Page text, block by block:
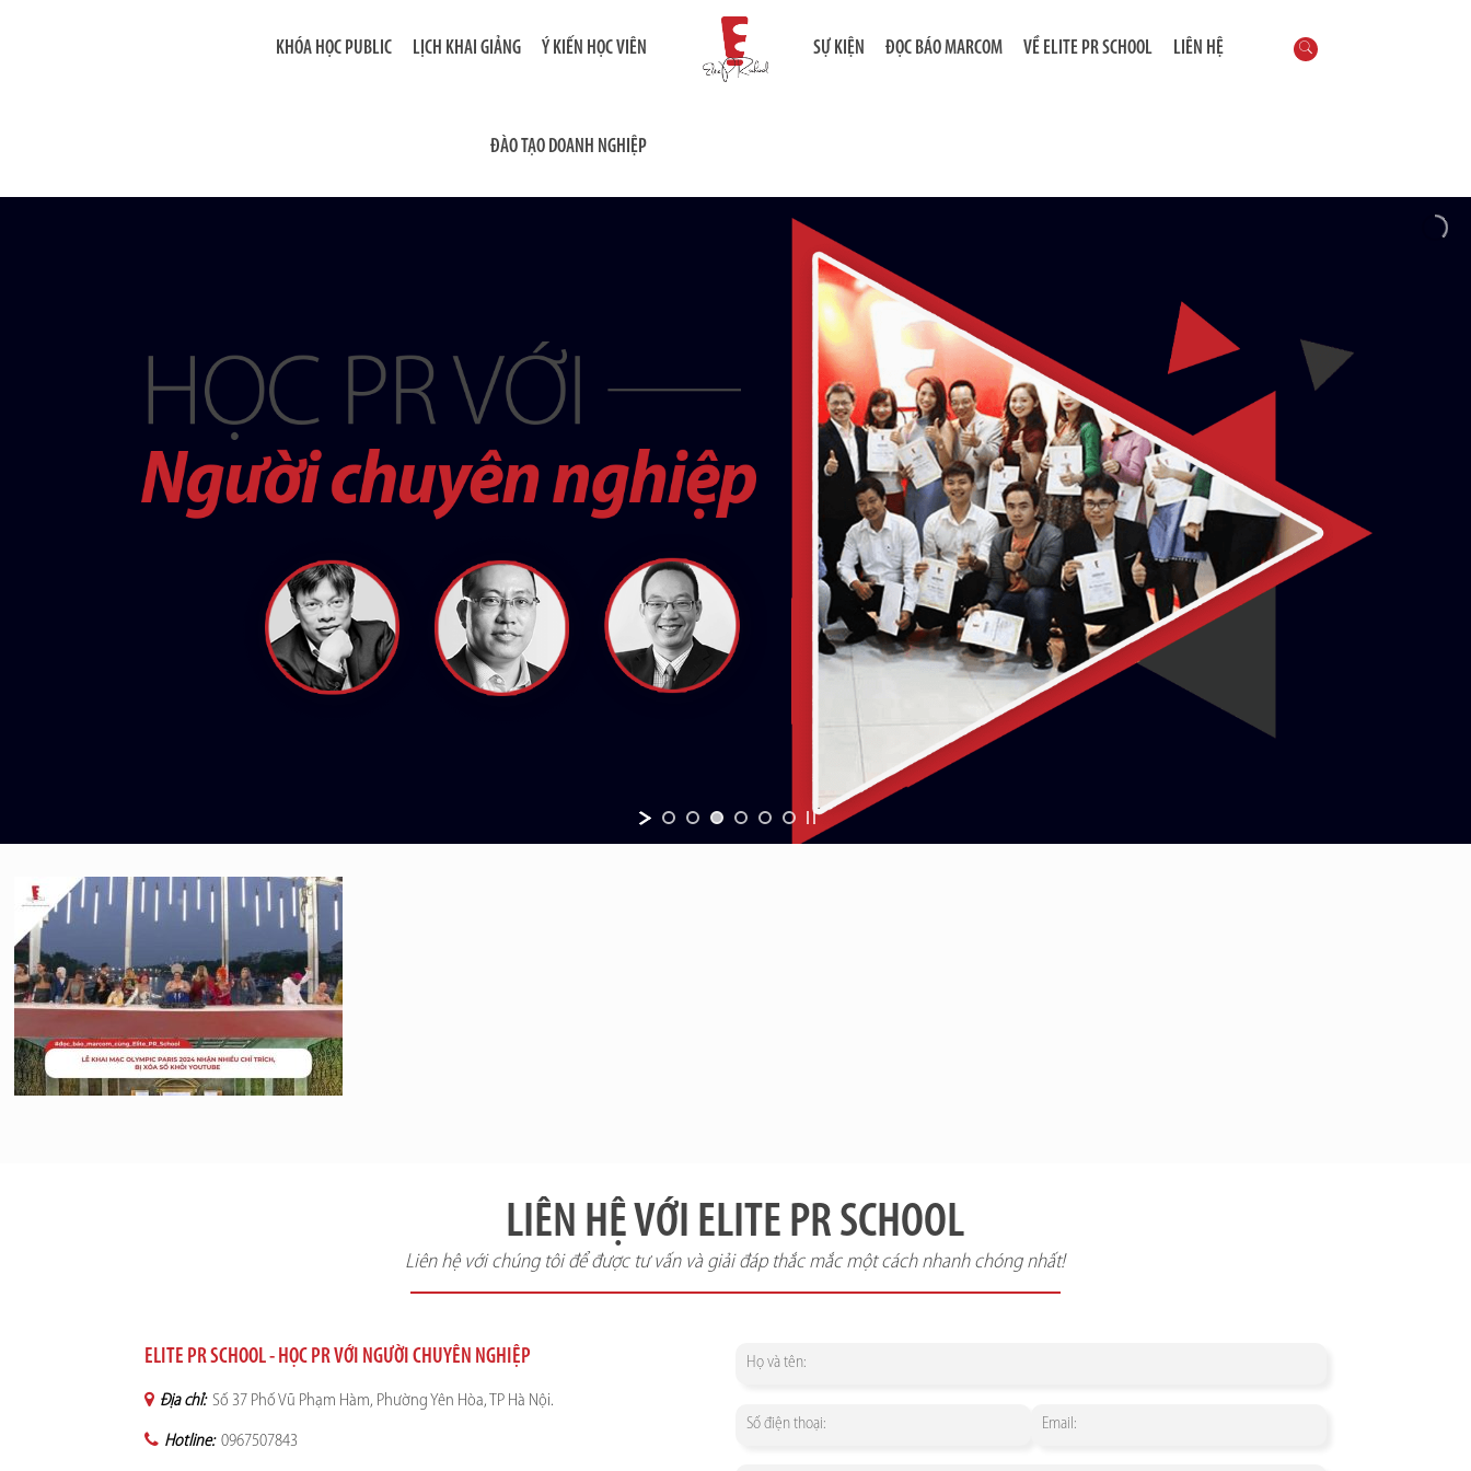
KHÓA HỌC PUBLIC LỊCH KHAI GIẢNG Ý KIẾN HỌC VIÊN
ĐÀO TẠO DOANH NGHIỆP
SỰ KIỆN ĐỌC BÁO MARCOM VỀ ELITE PR SCHOOL LIÊN HỆ
LIÊN HỆ VỚI ELITE PR SCHOOL
Liên hệ với chúng tôi để được tư vấn và giải đáp thắc mắc một cách nhanh chóng nhất!
ELITE PR SCHOOL - HỌC PR VỚI NGƯỜI CHUYÊN NGHIỆP
Địa chỉ: Số 37 Phố Vũ Phạm Hàm, Phường Yên Hòa, TP Hà Nội.
Hotline: 0967507843